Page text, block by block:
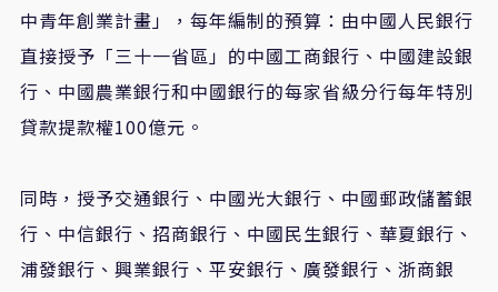
中青年創業計畫」，每年編制的預算：由中國人民銀行
直接授予「三十一省區」的中國工商銀行、中國建設銀
行、中國農業銀行和中國銀行的每家省級分行每年特別
貸款提款權100億元。
同時，授予交通銀行、中國光大銀行、中國郵政儲蓄銀
行、中信銀行、招商銀行、中國民生銀行、華夏銀行、
浦發銀行、興業銀行、平安銀行、廣發銀行、浙商銀